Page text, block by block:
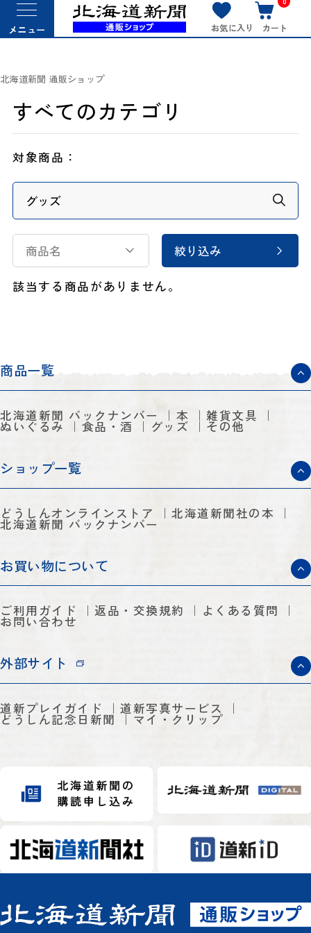
メニュー お気に入り カート
北海道新聞 通販ショップ
すべてのカテゴリ
対象商品：
商品名 絞り込み
該当する商品がありません。
商品一覧
北海道新聞 バックナンバー 本 雑貨文具
ぬいぐるみ 食品・酒 グッズ その他
ショップ一覧
どうしんオンラインストア 北海道新聞社の本
北海道新聞 バックナンバー
お買い物について
ご利用ガイド 返品・交換規約 よくある質問
お問い合わせ
外部サイト
道新プレイガイド 道新写真サービス
どうしん記念日新聞 マイ・クリップ